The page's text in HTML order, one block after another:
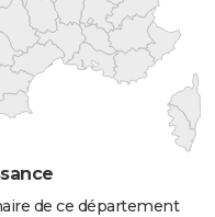
de ce département